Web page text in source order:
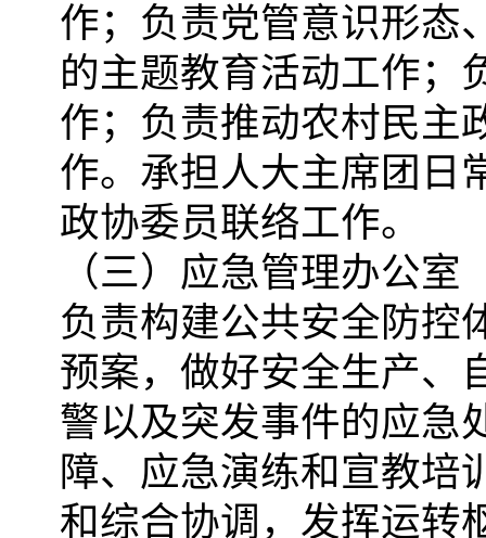
作；负责党管意识形态
的主题教育活动工作；
作；负责推动农村民主
作。承担人大主席团日
政协委员联络工作。
（三）应急管理办公
负责构建公共安全防控
预案，做好安全生产、
警以及突发事件的应急
障、应急演练和宣教培
和综合协调，发挥运转